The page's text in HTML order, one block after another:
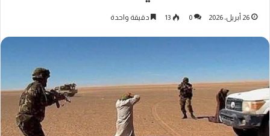
26 أبريل، 2026 0
13 دقيقة واحدة